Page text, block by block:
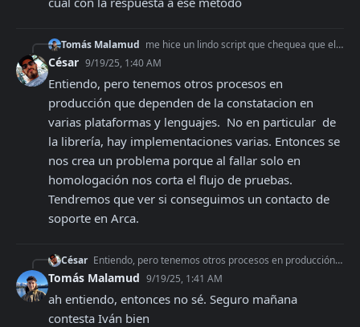
Tomás Malamud me hice un lindo script que chequea que el payload que mandé a AFIP (guardado en mi bd) coincida tal cual con la respuesta a ese método
César 9/19/25, 1:40 AM
Entiendo, pero tenemos otros procesos en
producción que dependen de la constatacion en
varias plataformas y lenguajes.  No en particular  de
la librería, hay implementaciones varias. Entonces se
nos crea un problema porque al fallar solo en
homologación nos corta el flujo de pruebas.
Tendremos que ver si conseguimos un contacto de
soporte en Arca.
César Entiendo, pero tenemos otros procesos en producción que dependen de la constatacion en varias plataformas y lenguajes. No en particular de la librería, hay im
Tomás Malamud 9/19/25, 1:41 AM
ah entiendo, entonces no sé. Seguro mañana
contesta Iván bien